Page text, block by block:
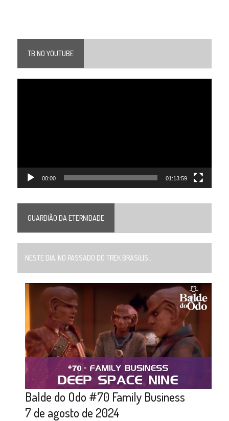
TB NO YOUTUBE
00:00 01:13:59
GUARDIÃO DA ETERNIDADE
NESTE DIA, NO PASSADO DO TREK BRASILIS...
Balde do Odo #70 Family Business
7 de agosto de 2024